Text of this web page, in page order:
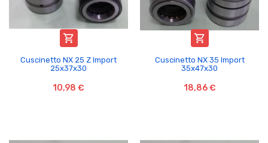

Cuscinetto NX 25 Z Import
25x37x30
10,98 €

Cuscinetto NX 35 Import
35x47x30
18,86 €